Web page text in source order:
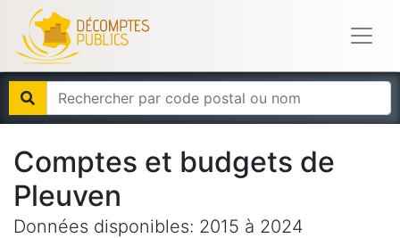
Comptes et budgets de
Pleuven
Données disponibles: 2015 à 2024